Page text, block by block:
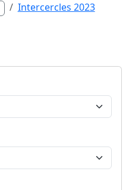
Intercercles 2023